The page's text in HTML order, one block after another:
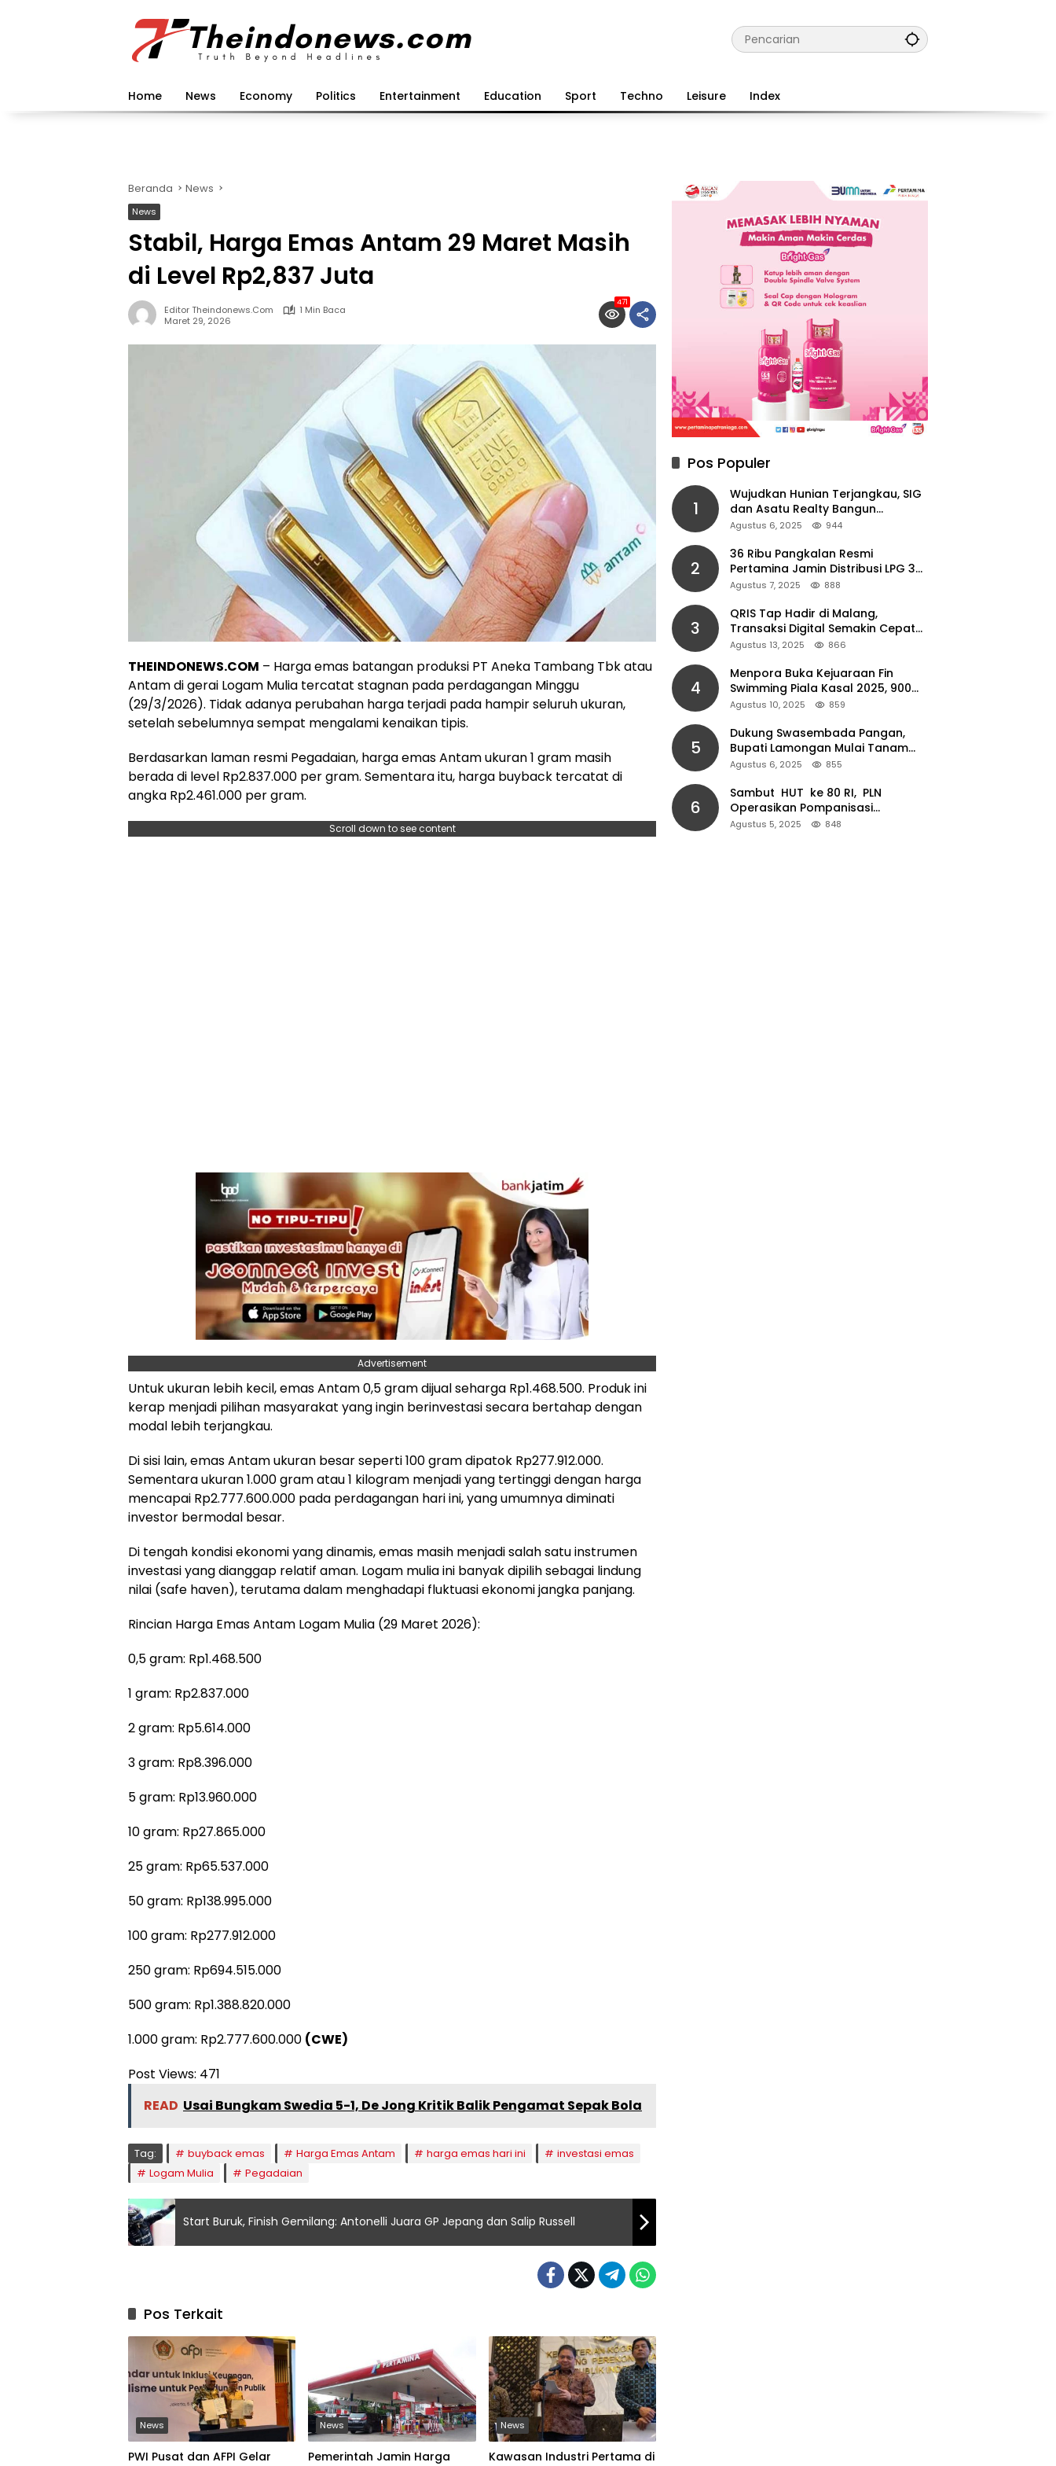
Home News Economy Politics Entertainment Education Sport Techno Leisure Index
Beranda News
News
Stabil, Harga Emas Antam 29 Maret Masih
di Level Rp2,837 Juta
Editor Theindonews.com
1 Min Baca
Maret 29, 2026
471
THEINDONEWS.COM – Harga emas batangan produksi PT Aneka Tambang Tbk atau
Antam di gerai Logam Mulia tercatat stagnan pada perdagangan Minggu
(29/3/2026). Tidak adanya perubahan harga terjadi pada hampir seluruh ukuran,
setelah sebelumnya sempat mengalami kenaikan tipis.
Berdasarkan laman resmi Pegadaian, harga emas Antam ukuran 1 gram masih
berada di level Rp2.837.000 per gram. Sementara itu, harga buyback tercatat di
angka Rp2.461.000 per gram.
Scroll down to see content
Advertisement
Untuk ukuran lebih kecil, emas Antam 0,5 gram dijual seharga Rp1.468.500. Produk ini
kerap menjadi pilihan masyarakat yang ingin berinvestasi secara bertahap dengan
modal lebih terjangkau.
Di sisi lain, emas Antam ukuran besar seperti 100 gram dipatok Rp277.912.000.
Sementara ukuran 1.000 gram atau 1 kilogram menjadi yang tertinggi dengan harga
mencapai Rp2.777.600.000 pada perdagangan hari ini, yang umumnya diminati
investor bermodal besar.
Di tengah kondisi ekonomi yang dinamis, emas masih menjadi salah satu instrumen
investasi yang dianggap relatif aman. Logam mulia ini banyak dipilih sebagai lindung
nilai (safe haven), terutama dalam menghadapi fluktuasi ekonomi jangka panjang.
Rincian Harga Emas Antam Logam Mulia (29 Maret 2026):
0,5 gram: Rp1.468.500
1 gram: Rp2.837.000
2 gram: Rp5.614.000
3 gram: Rp8.396.000
5 gram: Rp13.960.000
10 gram: Rp27.865.000
25 gram: Rp65.537.000
50 gram: Rp138.995.000
100 gram: Rp277.912.000
250 gram: Rp694.515.000
500 gram: Rp1.388.820.000
1.000 gram: Rp2.777.600.000 (CWE)
Post Views: 471
READ Usai Bungkam Swedia 5-1, De Jong Kritik Balik Pengamat Sepak Bola
Tag: buyback emas Harga Emas Antam harga emas hari ini
investasi emas
Logam Mulia
Pegadaian
Start Buruk, Finish Gemilang: Antonelli Juara GP Jepang dan Salip Russell
Pos Terkait
News
PWI Pusat dan AFPI Gelar
News
Pemerintah Jamin Harga
News
Kawasan Industri Pertama di
Pos Populer
1
Wujudkan Hunian Terjangkau, SIG
dan Asatu Realty Bangun
Perumahan di Cianjur
Agustus 6, 2025 944
2
36 Ribu Pangkalan Resmi
Pertamina Jamin Distribusi LPG 3
Kg Aman di Jawa Timur
Agustus 7, 2025 888
3
QRIS Tap Hadir di Malang,
Transaksi Digital Semakin Cepat
dan Mudah dengan Teknologi NFC
Agustus 13, 2025 866
4
Menpora Buka Kejuaraan Fin
Swimming Piala Kasal 2025, 900
Atlet Ambil Bagian
Agustus 10, 2025 859
5
Dukung Swasembada Pangan,
Bupati Lamongan Mulai Tanam
Padi Musim Ketiga
Agustus 6, 2025 855
6
Sambut HUT ke 80 RI, PLN
Operasikan Pompanisasi
Persawahan dan Akses Air Bersih
Agustus 5, 2025 848